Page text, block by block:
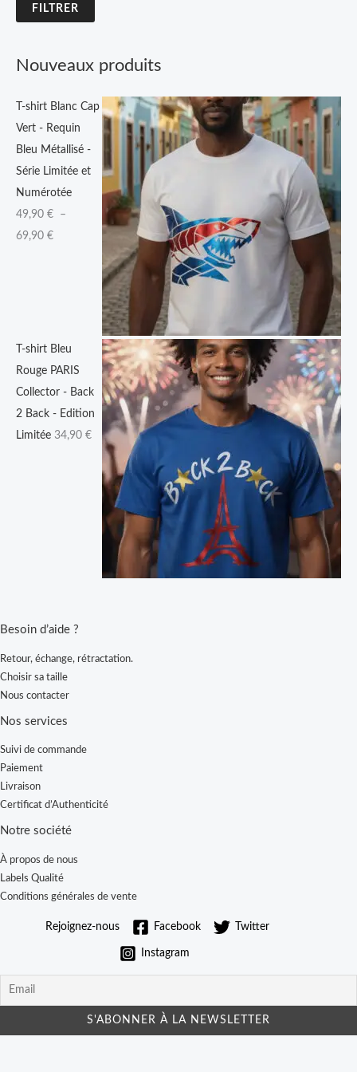
FILTRER
Nouveaux produits
T-shirt Blanc Cap
Vert - Requin
Bleu Métallisé -
Série Limitée et
Numérotée
49,90 €
–
69,90 €
:
4
,
0
€
à
6
9
,
T-shirt Bleu
Rouge PARIS
Collector - Back
2 Back - Edition
Limitée 34,90 €
Besoin d’aide ?
Retour, échange, rétractation.
Choisir sa taille
Nous contacter
Nos services
Suivi de commande
Paiement
Livraison
Certificat d’Authenticité
Notre société
À propos de nous
Labels Qualité
Conditions générales de vente
Rejoignez-nous Facebook Twitter
Instagram